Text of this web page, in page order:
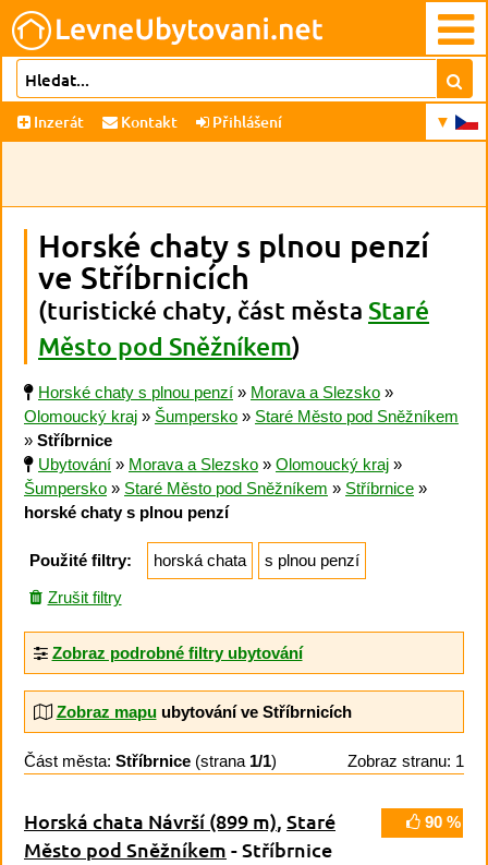
Inzerát Kontakt Přihlášení
Horské chaty s plnou penzí
ve Stříbrnicích
(turistické chaty, část města Staré
Město pod Sněžníkem)
Horské chaty s plnou penzí » Morava a Slezsko »
Olomoucký kraj » Šumpersko » Staré Město pod Sněžníkem
» Stříbrnice
Ubytování » Morava a Slezsko » Olomoucký kraj »
Šumpersko » Staré Město pod Sněžníkem » Stříbrnice »
horské chaty s plnou penzí
Použité filtry: horská chata
s plnou penzí
Zrušit filtry
Zobraz podrobné filtry ubytování
Zobraz mapuubytování ve Stříbrnicích
Část města: Stříbrnice (strana 1/1) Zobraz stranu: 1
90 %
Horská chata Návrší (899 m), Staré
Město pod Sněžníkem - Stříbrnice